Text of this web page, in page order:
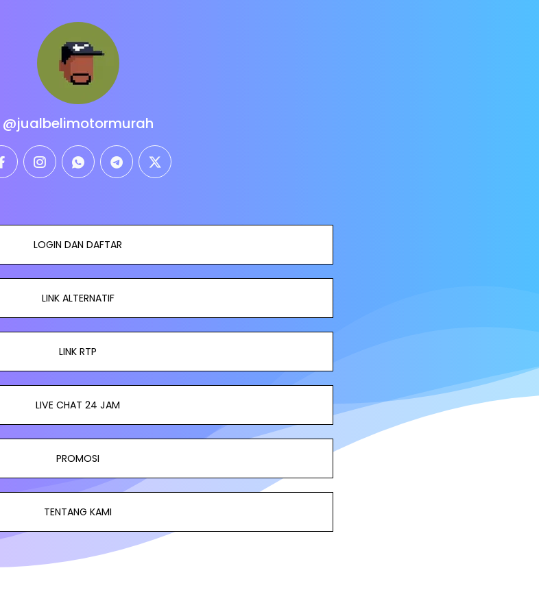
@jualbelimotormurah
facebookinstagramwhatsapptelegramtwitter
LOGIN DAN DAFTAR
LINK ALTERNATIF
LINK RTP
LIVE CHAT 24 JAM
PROMOSI
TENTANG KAMI